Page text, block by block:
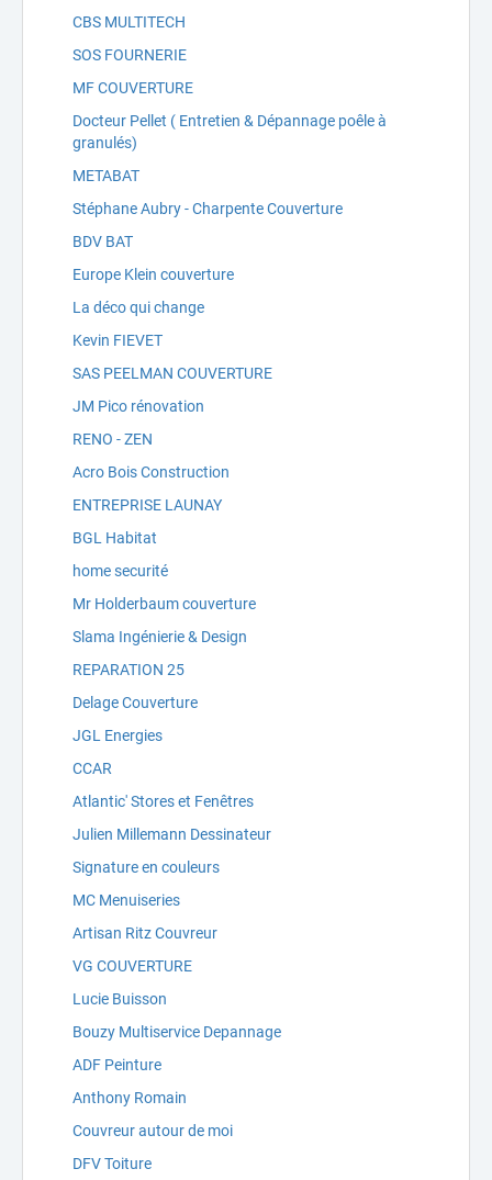
CBS MULTITECH
SOS FOURNERIE
MF COUVERTURE
Docteur Pellet ( Entretien & Dépannage poêle à
granulés)
METABAT
Stéphane Aubry - Charpente Couverture
BDV BAT
Europe Klein couverture
La déco qui change
Kevin FIEVET
SAS PEELMAN COUVERTURE
JM Pico rénovation
RENO - ZEN
Acro Bois Construction
ENTREPRISE LAUNAY
BGL Habitat
home securité
Mr Holderbaum couverture
Slama Ingénierie & Design
REPARATION 25
Delage Couverture
JGL Energies
CCAR
Atlantic' Stores et Fenêtres
Julien Millemann Dessinateur
Signature en couleurs
MC Menuiseries
Artisan Ritz Couvreur
VG COUVERTURE
Lucie Buisson
Bouzy Multiservice Depannage
ADF Peinture
Anthony Romain
Couvreur autour de moi
DFV Toiture